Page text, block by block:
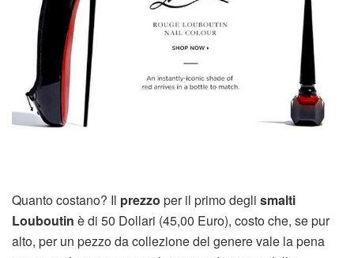
Quanto costano? Il prezzo per il primo degli smalti
Louboutin è di 50 Dollari (45,00 Euro), costo che, se pur
alto, per un pezzo da collezione del genere vale la pena